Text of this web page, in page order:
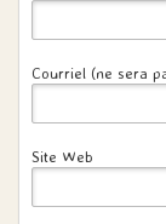
Courriel (ne sera
Site Web